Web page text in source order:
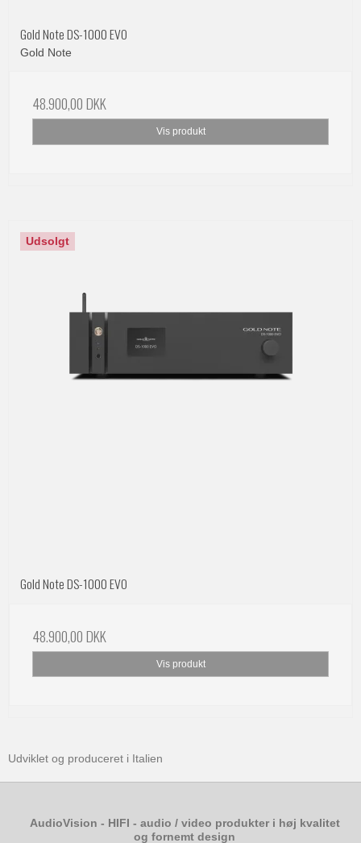
Gold Note DS-1000 EVO
Gold Note
48.900,00 DKK
Vis produkt
Udsolgt
Gold Note DS-1000 EVO
48.900,00 DKK
Vis produkt
Udviklet og produceret i Italien
AudioVision - HIFI - audio / video produkter i høj kvalitet
og fornemt design